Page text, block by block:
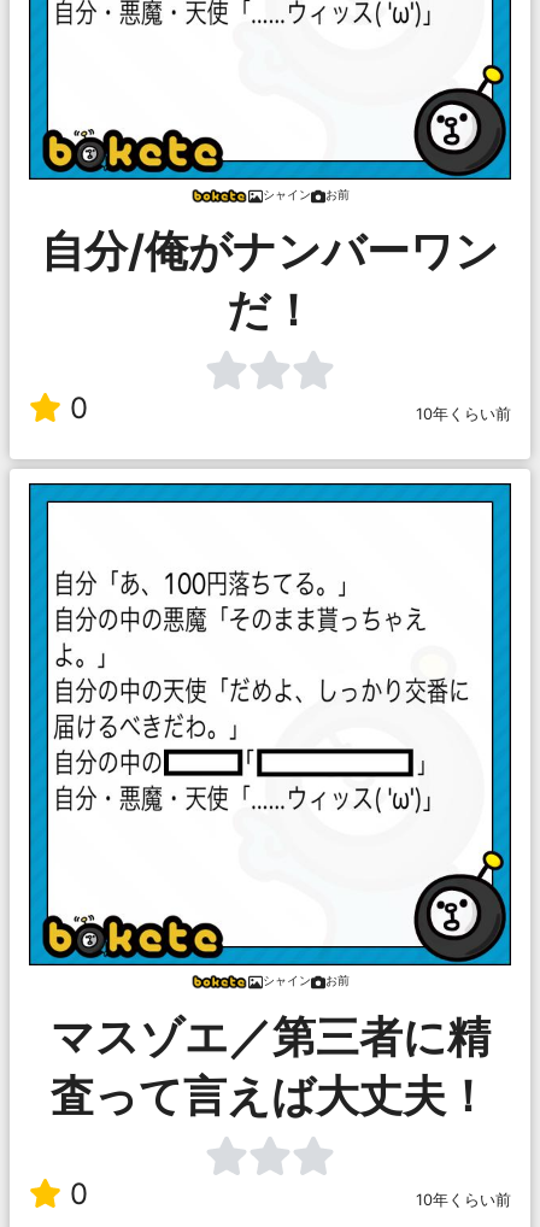
シャイン お前
自分/俺がナンバーワン
だ！
0 10年くらい前
シャイン お前
マスゾエ／第三者に精
査って言えば大丈夫！
0 10年くらい前